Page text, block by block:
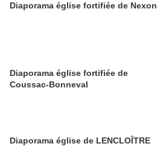
Diaporama église fortifiée de Nexon
Diaporama église fortifiée de
Coussac-Bonneval
Diaporama église de LENCLOÎTRE